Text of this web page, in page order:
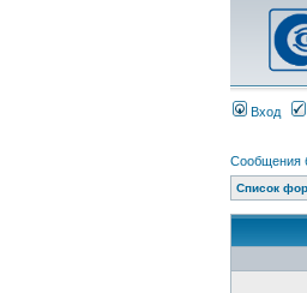
Вход
Сообщения
Список